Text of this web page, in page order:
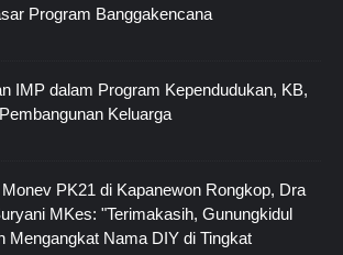
Program Banggakencana
IMP dalam Program Kependudukan, KB,
Keluarga
PK21 di Kapanewon Rongkop, Dra
MKes: "Terimakasih, Gunungkidul
Mengangkat Nama DIY di Tingkat